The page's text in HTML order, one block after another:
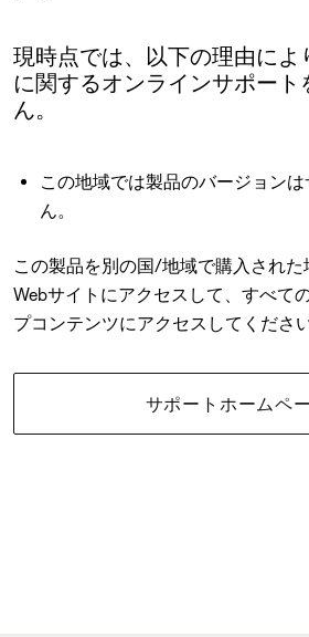
現時点では、以下の理由によ
に関するオンラインサポート
ん。
この地域では製品のバージョン
ん。
この製品を別の国/地域で購入され
Webサイトにアクセスして、すべて
プコンテンツにアクセスしてください
サポートホームペ